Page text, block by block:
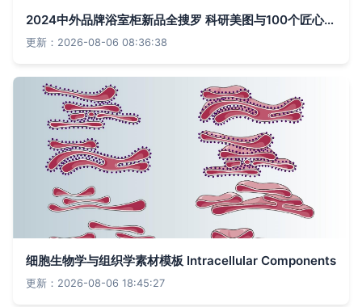
2024中外品牌浴室柜新品全搜罗 科研美图与100个匠心设计
更新：2026-08-06 08:36:38
细胞生物学与组织学素材模板 Intracellular Components
更新：2026-08-06 18:45:27